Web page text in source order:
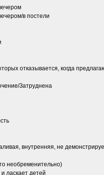
в постели
отказывается, когда
Затруднена
внутренняя, не
необременительно)
ласкает детей